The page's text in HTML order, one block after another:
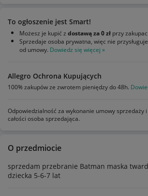
To ogłoszenie jest Smart!
Możesz je kupić z dostawą za 0 zł przy
Sprzedaje osoba prywatna, więc nie
od umowy. Dowiedz się więcej »
Allegro Ochrona Kupujących
100% zakupów ze zwrotem pieniędzy do 48h.
Odpowiedzialność za wykonanie umowy sprzedaży i
całości osoba sprzedająca.
O przedmiocie
sprzedam przebranie Batman maska
dziecka 5-6-7 lat